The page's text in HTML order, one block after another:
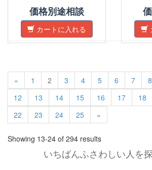
価格別途相談
カートに入れる
« 1 2 3 4 5 6 7 8
12
13 14 15 16 17 18
22
23 24 25 »
Showing 13-24 of 294 results
いちばんふさわしい人を